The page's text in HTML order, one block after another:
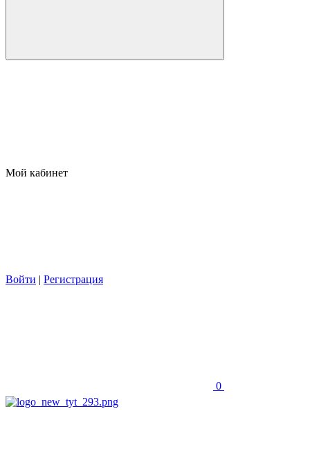
Мой кабинет
Войти | Регистрация
0